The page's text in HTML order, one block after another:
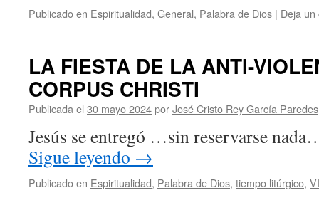
Publicado en Espiritualidad, General, Palabra de Dios | Deja
LA FIESTA DE LA ANTI-
CORPUS CHRISTI
Publicada el 30 mayo 2024porJosé Cristo Rey García Paredes
Jesús se entregó …sin reservarse
Sigue leyendo →
Publicado en Espiritualidad, Palabra de Dios, tiempo litúrgico,